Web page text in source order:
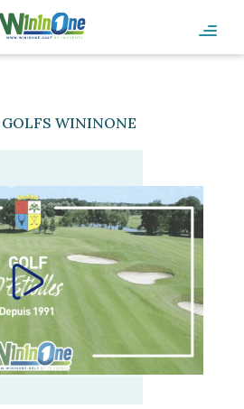
GOLFS WININONE